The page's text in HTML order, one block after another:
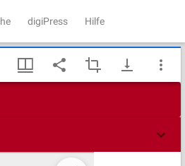
digiPress Hilfe